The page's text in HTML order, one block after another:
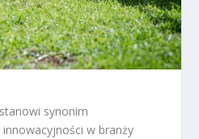
synonim
w branży